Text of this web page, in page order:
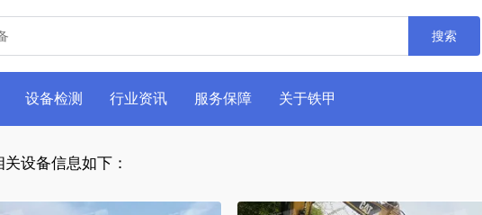
搜索
设备检测 行业资讯 服务保障 关于铁甲
设备信息如下：